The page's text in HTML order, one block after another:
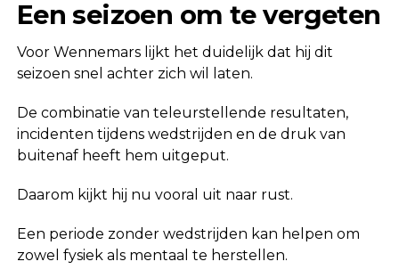
Een seizoen om te vergeten
Voor Wennemars lijkt het duidelijk dat hij dit
seizoen snel achter zich wil laten.
De combinatie van teleurstellende resultaten,
incidenten tijdens wedstrijden en de druk van
buitenaf heeft hem uitgeput.
Daarom kijkt hij nu vooral uit naar rust.
Een periode zonder wedstrijden kan helpen om
zowel fysiek als mentaal te herstellen.